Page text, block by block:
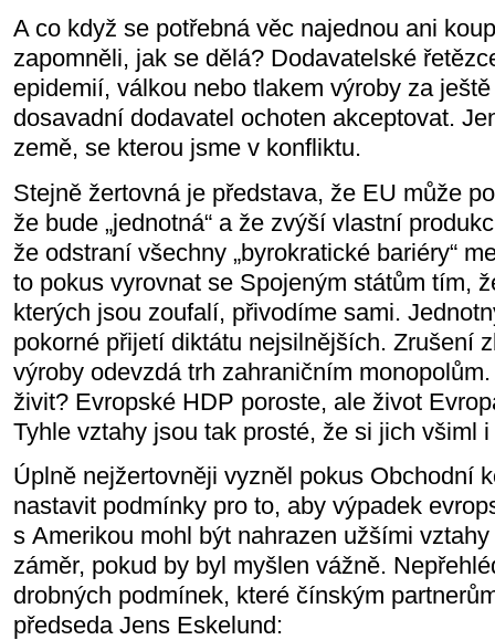
A co když se potřebná věc najednou ani
zapomněli, jak se dělá? Dodavatelské
epidemií, válkou nebo tlakem výroby za
dosavadní dodavatel ochoten akceptovat.
země, se kterou jsme v konfliktu.
Stejně žertovná je představa, že EU může
že bude „jednotná“ a že zvýší vlastní
že odstraní všechny „byrokratické bariéry“
to pokus vyrovnat se Spojeným státům tím,
kterých jsou zoufalí, přivodíme sami.
pokorné přijetí diktátu nejsilnějších. Zrušení
výroby odevzdá trh zahraničním
živit? Evropské HDP poroste, ale život
Tyhle vztahy jsou tak prosté, že si jich všiml i
Úplně nejžertovněji vyzněl pokus Obchodní
nastavit podmínky pro to, aby výpadek
s Amerikou mohl být nahrazen užšími
záměr, pokud by byl myšlen vážně.
drobných podmínek, které čínským
předseda Jens Eskelund: